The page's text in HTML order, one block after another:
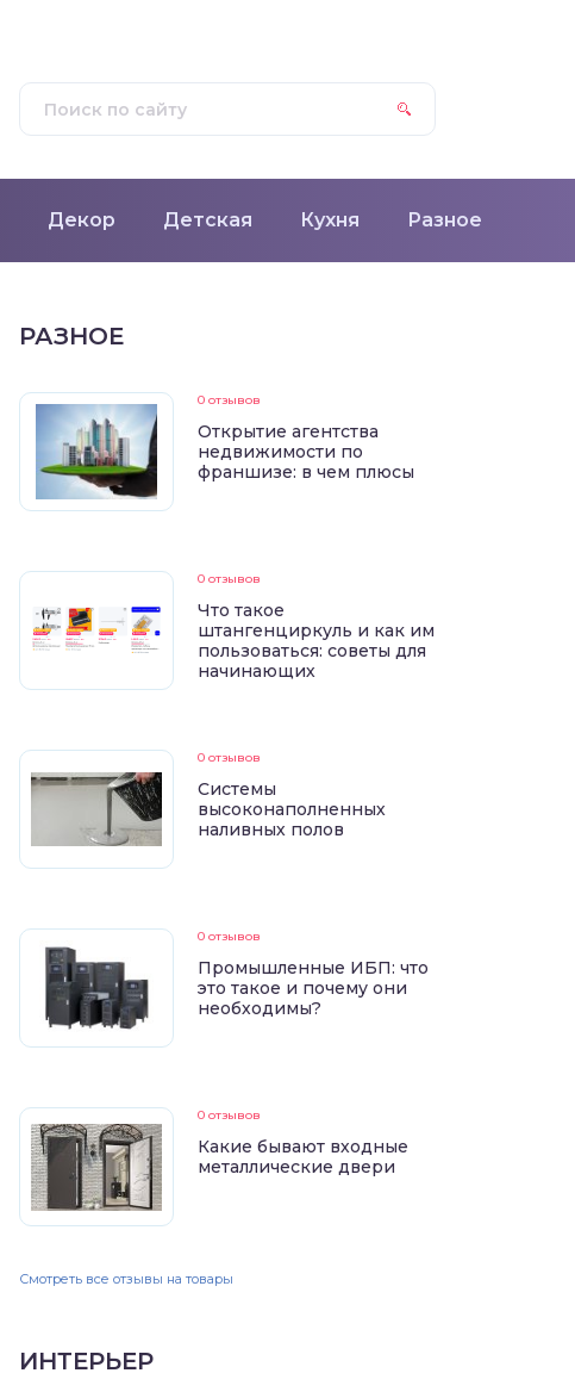
Декор Детская Кухня Разное
РАЗНОЕ
0 отзывов
Открытие агентства
недвижимости по
франшизе: в чем плюсы
0 отзывов
Что такое
штангенциркуль и как им
пользоваться: советы для
начинающих
0 отзывов
Системы
высоконаполненных
наливных полов
0 отзывов
Промышленные ИБП: что
это такое и почему они
необходимы?
0 отзывов
Какие бывают входные
металлические двери
Смотреть все отзывы на товары
ИНТЕРЬЕР